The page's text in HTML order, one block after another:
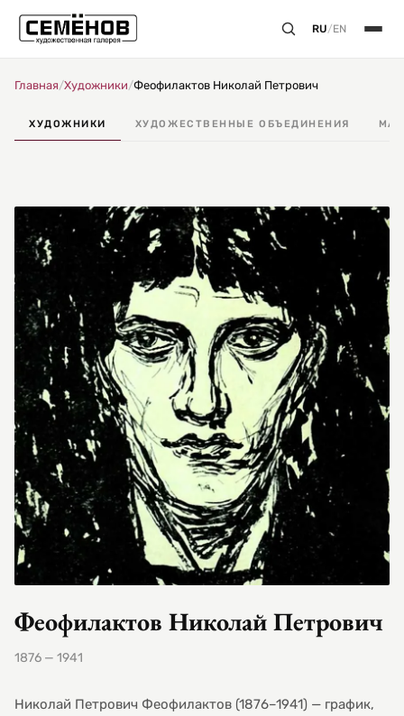
RU/EN
Главная/Художники/Феофилактов Николай Петрович
ХУДОЖНИКИ ХУДОЖЕСТВЕННЫЕ ОБЪЕДИНЕНИЯ
Феофилактов Николай Петрович
1876 — 1941
Николай Петрович Феофилактов (1876–1941) — график,